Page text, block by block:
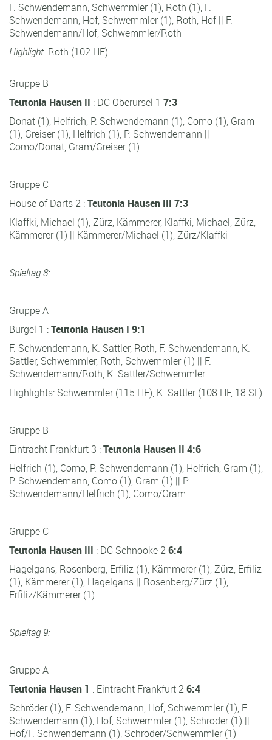
F. Schwendemann, Schwemmler (1), Roth (1), F.
Schwendemann, Hof, Schwemmler (1), Roth, Hof || F.
Schwendemann/Hof, Schwemmler/Roth
Highlight: Roth (102 HF)
Gruppe B
Teutonia Hausen II : DC Oberursel 1 7:3
Donat (1), Helfrich, P. Schwendemann (1), Como (1), Gram
(1), Greiser (1), Helfrich (1), P. Schwendemann ||
Como/Donat, Gram/Greiser (1)
Gruppe C
House of Darts 2 :Teutonia Hausen III 7:3
Klaffki, Michael (1), Zürz, Kämmerer, Klaffki, Michael, Zürz,
Kämmerer (1) || Kämmerer/Michael (1), Zürz/Klaffki
Spieltag 8:
Gruppe A
Bürgel 1 :Teutonia Hausen I 9:1
F. Schwendemann, K. Sattler, Roth, F. Schwendemann, K.
Sattler, Schwemmler, Roth, Schwemmler (1) || F.
Schwendemann/Roth, K. Sattler/Schwemmler
Highlights: Schwemmler (115 HF), K. Sattler (108 HF, 18 SL)
Gruppe B
Eintracht Frankfurt 3 :Teutonia Hausen II 4:6
Helfrich (1), Como, P. Schwendemann (1), Helfrich, Gram (1),
P. Schwendemann, Como (1), Gram (1) || P.
Schwendemann/Helfrich (1), Como/Gram
Gruppe C
Teutonia Hausen III : DC Schnooke 26:4
Hagelgans, Rosenberg, Erfiliz (1), Kämmerer (1), Zürz, Erfiliz
(1), Kämmerer (1), Hagelgans || Rosenberg/Zürz (1),
Erfiliz/Kämmerer (1)
Spieltag 9:
Gruppe A
Teutonia Hausen 1 : Eintracht Frankfurt 26:4
Schröder (1), F. Schwendemann, Hof, Schwemmler (1), F.
Schwendemann (1), Hof, Schwemmler (1), Schröder (1) ||
Hof/F. Schwendemann (1), Schröder/Schwemmler (1)